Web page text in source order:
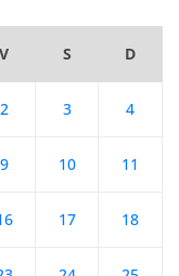
V S D
2 3 4
9 10 11
17 18